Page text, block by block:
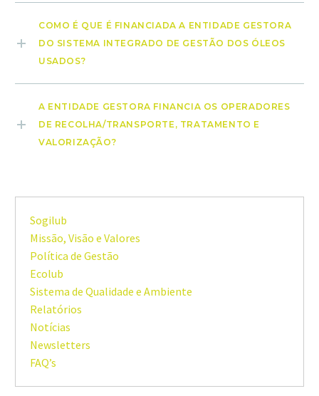
COMO É QUE É FINANCIADA A ENTIDADE GESTORA
DO SISTEMA INTEGRADO DE GESTÃO DOS ÓLEOS
USADOS?
A ENTIDADE GESTORA FINANCIA OS OPERADORES
DE RECOLHA/TRANSPORTE, TRATAMENTO E
VALORIZAÇÃO?
Sogilub
Missão, Visão e Valores
Política de Gestão
Ecolub
Sistema de Qualidade e Ambiente
Relatórios
Notícias
Newsletters
FAQ’s